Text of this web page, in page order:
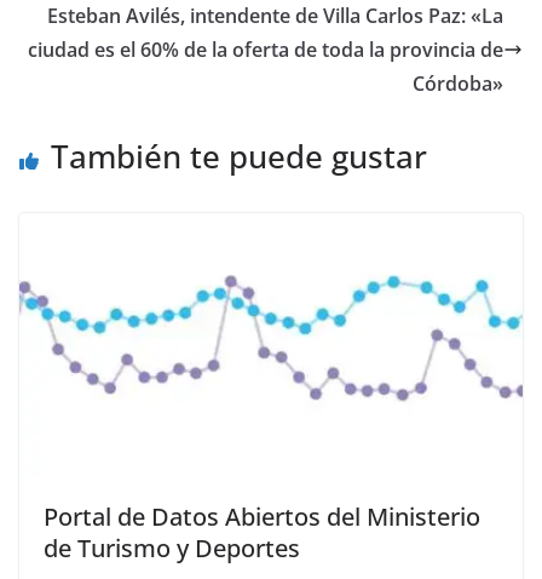
Esteban Avilés, intendente de Villa Carlos Paz: «La
ciudad es el 60% de la oferta de toda la provincia de
Córdoba»
También te puede gustar
Portal de Datos Abiertos del Ministerio
de Turismo y Deportes